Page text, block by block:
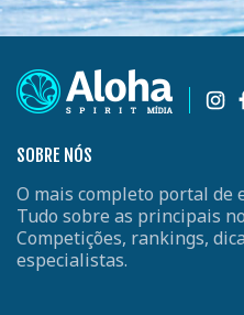
SOBRE NÓS
O mais completo portal de
Tudo sobre as principais
Competições, rankings,
especialistas.